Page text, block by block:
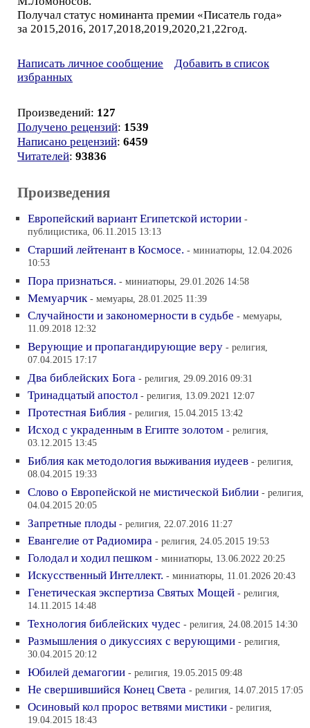
Получал статус номинанта премии «Писатель года»
за 2015,2016, 2017,2018,2019,2020,21,22год.
Написать личное сообщение
Добавить в список
избранных
Произведений: 127
Получено рецензий: 1539
Написано рецензий: 6459
Читателей: 93836
Произведения
Европейский вариант Египетской истории -
публицистика, 06.11.2015 13:13
Старший лейтенант в Космосе. - миниатюры, 12.04.2026
10:53
Пора признаться. - миниатюры, 29.01.2026 14:58
Мемуарчик - мемуары, 28.01.2025 11:39
Случайности и закономерности в судьбе - мемуары,
11.09.2018 12:32
Верующие и пропагандирующие веру - религия,
07.04.2015 17:17
Два библейских Бога - религия, 29.09.2016 09:31
Тринадцатый апостол - религия, 13.09.2021 12:07
Протестная Библия - религия, 15.04.2015 13:42
Исход с украденным в Египте золотом - религия,
03.12.2015 13:45
Библия как методология выживания иудеев - религия,
08.04.2015 19:33
Слово о Европейской не мистической Библии - религия,
04.04.2015 20:05
Запретные плоды - религия, 22.07.2016 11:27
Евангелие от Радиомира - религия, 24.05.2015 19:53
Голодал и ходил пешком - миниатюры, 13.06.2022 20:25
Искусственный Интеллект. - миниатюры, 11.01.2026 20:43
Генетическая экспертиза Святых Мощей - религия,
14.11.2015 14:48
Технология библейских чудес - религия, 24.08.2015 14:30
Размышления о дикуссиях с верующими - религия,
30.04.2015 20:12
Юбилей демагогии - религия, 19.05.2015 09:48
Не свершившийся Конец Света - религия, 14.07.2015 17:05
Осиновый кол пророс ветвями мистики - религия,
19.04.2015 18:43